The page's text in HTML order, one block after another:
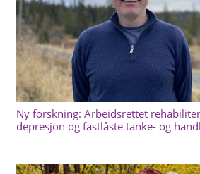
Ny forskning: Arbeidsrettet
depresjon og fastlåste tanke- og